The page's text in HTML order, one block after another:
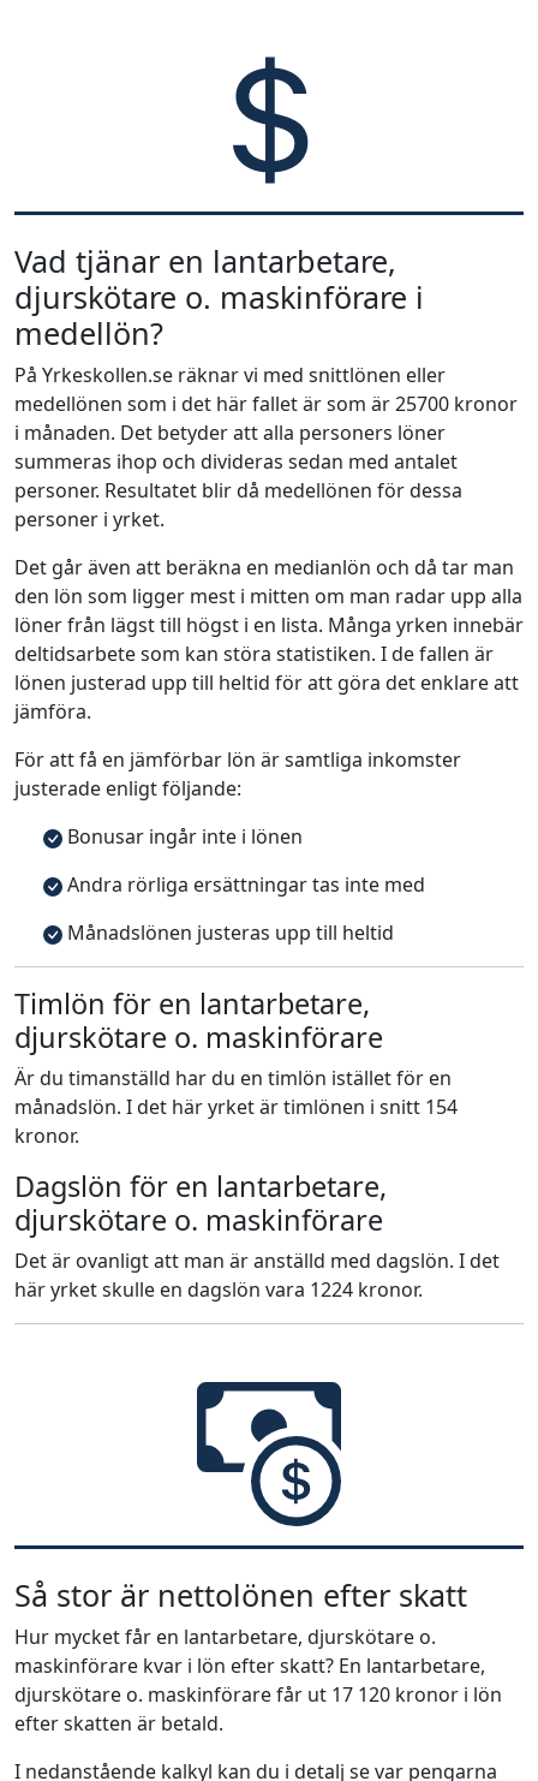
Vad tjänar en lantarbetare,
djurskötare o. maskinförare i
medellön?
På Yrkeskollen.se räknar vi med snittlönen eller
medellönen som i det här fallet är som är 25700 kronor
i månaden. Det betyder att alla personers löner
summeras ihop och divideras sedan med antalet
personer. Resultatet blir då medellönen för dessa
personer i yrket.
Det går även att beräkna en medianlön och då tar man
den lön som ligger mest i mitten om man radar upp alla
löner från lägst till högst i en lista. Många yrken innebär
deltidsarbete som kan störa statistiken. I de fallen är
lönen justerad upp till heltid för att göra det enklare att
jämföra.
För att få en jämförbar lön är samtliga inkomster
justerade enligt följande:
Bonusar ingår inte i lönen
Andra rörliga ersättningar tas inte med
Månadslönen justeras upp till heltid
Timlön för en lantarbetare,
djurskötare o. maskinförare
Är du timanställd har du en timlön istället för en
månadslön. I det här yrket är timlönen i snitt 154
kronor.
Dagslön för en lantarbetare,
djurskötare o. maskinförare
Det är ovanligt att man är anställd med dagslön. I det
här yrket skulle en dagslön vara 1224 kronor.
Så stor är nettolönen efter skatt
Hur mycket får en lantarbetare, djurskötare o.
maskinförare kvar i lön efter skatt? En lantarbetare,
djurskötare o. maskinförare får ut 17 120 kronor i lön
efter skatten är betald.
I nedanstående kalkyl kan du i detalj se var pengarna